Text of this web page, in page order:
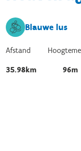
Blauwe lus
Afstand
35.98km 96m